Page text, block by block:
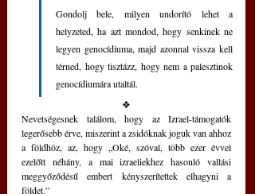
Gondolj bele, milyen undorító lehet a
helyzeted, ha azt mondod, hogy senkinek ne
legyen genocídiuma, majd azonnal vissza kell
térned, hogy tisztázz, hogy nem a palesztinok
genocídiumára utaltál.
❖
Nevetségesnek találom, hogy az Izrael-támogatók
legerősebb érve, miszerint a zsidóknak joguk van ahhoz
a földhöz, az, hogy „Oké, szóval, több ezer évvel
ezelőtt néhány, a mai izraeliekhez hasonló vallási
meggyőződésű embert kényszerítettek elhagyni a
földet.”